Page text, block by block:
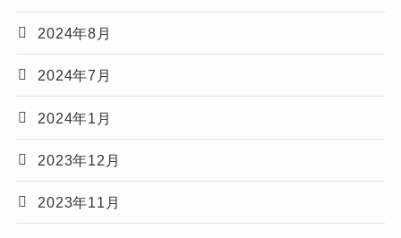
2024年8月
2024年7月
2024年1月
2023年12月
2023年11月